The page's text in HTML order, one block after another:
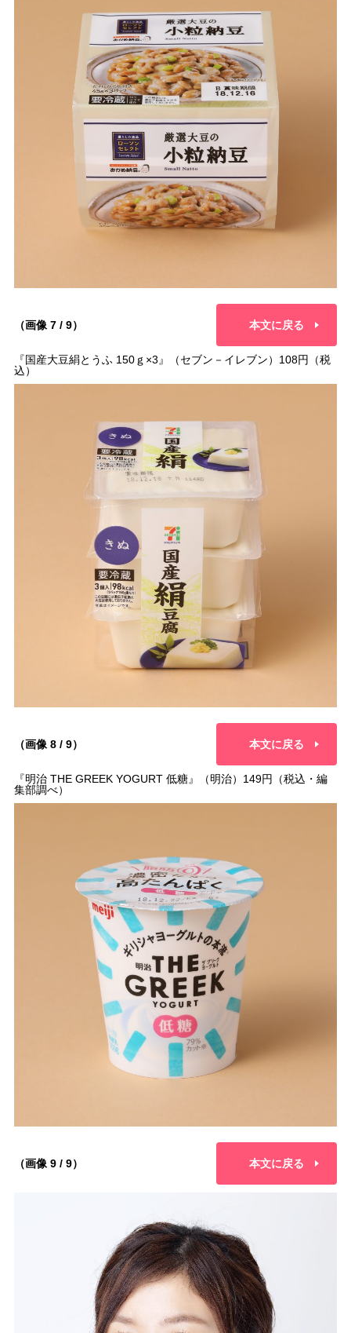
（画像 7 / 9） 本文に戻る
『国産大豆絹とうふ 150ｇ×3』（セブン－イレブン）108円（税
込）
（画像 8 / 9） 本文に戻る
『明治 THE GREEK YOGURT 低糖』（明治）149円（税込・編
集部調べ）
（画像 9 / 9） 本文に戻る